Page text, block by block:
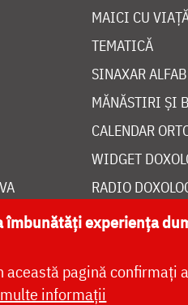
MAICI CU
TEMATICĂ
SINAXAR
MĂNĂSTIRI ȘI
CALENDAR
WIDGET
RADIO
dezvoltat de
îmbunătăți experiența
această pagină confirmați
informații